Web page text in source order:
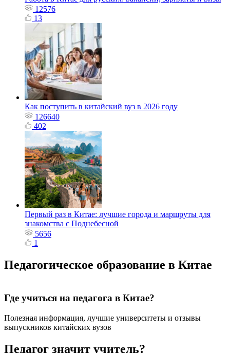
12576
13
Как поступить в китайский вуз в 2026 году
126640
402
Первый раз в Китае: лучшие города и маршруты для
знакомства с Поднебесной
5656
1
Педагогическое образование в Китае
Где учиться на педагога в Китае?
Полезная информация, лучшие университеты и отзывы
выпускников китайских вузов
Педагог значит учитель?